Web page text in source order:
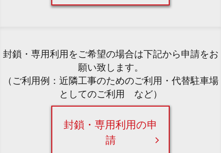
封鎖・専用利用をご希望の場合は下記から申請をお
願い致します。
（ご利用例：近隣工事のためのご利用・代替駐車場
としてのご利用 など）
封鎖・専用利用の申
請